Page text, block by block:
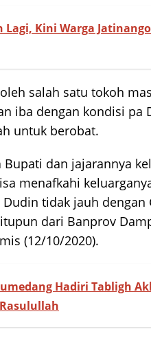
Lagi, Kini Warga
salah satu tokoh
iba dengan kondisi pa
untuk berobat.
Bupati dan jajarannya
menafkahi
tidak jauh dengan
dari Banprov
(12/10/2020).
Hadiri Tabligh